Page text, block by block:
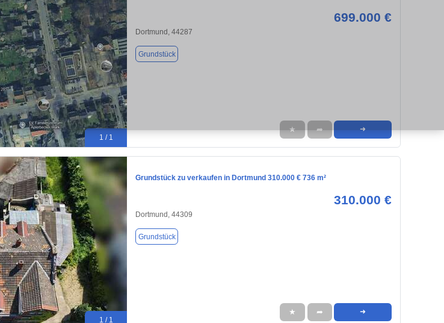
1 / 1
699.000 €
Dortmund, 44287
Grundstück
★ ➦ ➜
1 / 1
Grundstück zu verkaufen in Dortmund 310.000 € 736 m²
310.000 €
Dortmund, 44309
Grundstück
★ ➦ ➜